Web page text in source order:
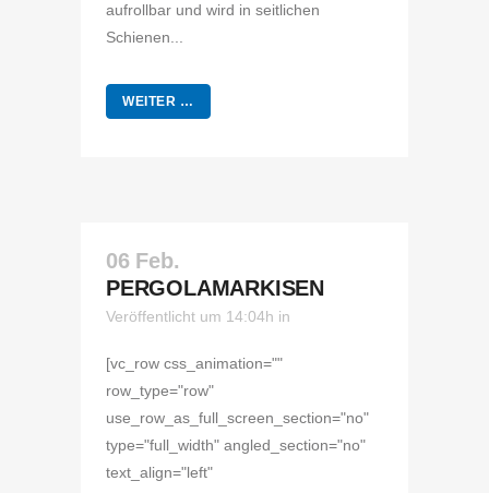
aufrollbar und wird in seitlichen
Schienen...
WEITER …
06 Feb.
PERGOLAMARKISEN
Veröffentlicht um 14:04h in
[vc_row css_animation=""
row_type="row"
use_row_as_full_screen_section="no"
type="full_width" angled_section="no"
text_align="left"